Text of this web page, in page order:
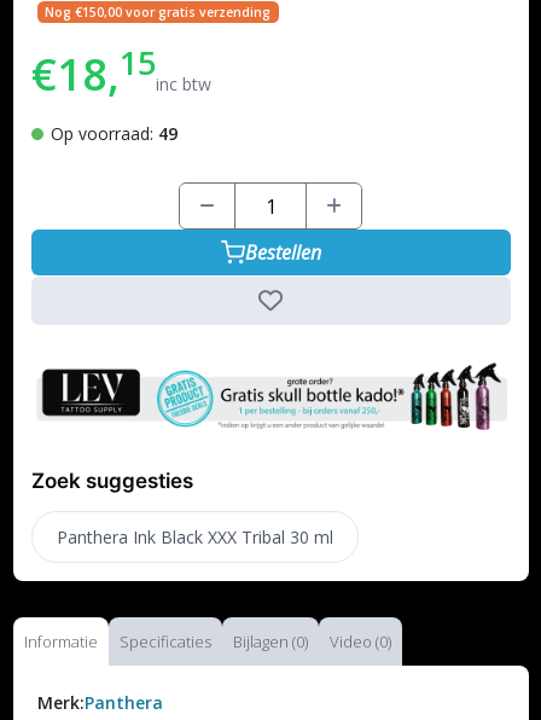
Nog €150,00 voor gratis verzending
€18,15inc btw
Op voorraad: 49
Bestellen
Zoek suggesties
Panthera Ink Black XXX Tribal 30 ml
Informatie Specificaties Bijlagen (0) Video (0)
Merk:Panthera